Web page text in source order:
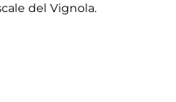
del Vignola.